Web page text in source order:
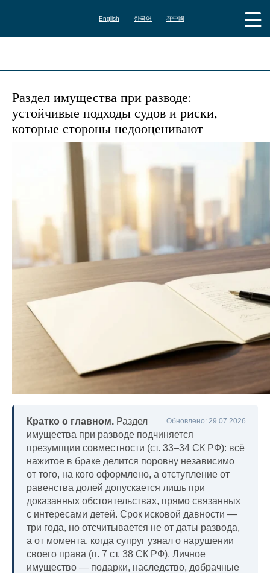
English 한국어 在中國
Раздел имущества при разводе:
устойчивые подходы судов и риски,
которые стороны недооценивают
Обновлено: 29.07.2026
Кратко о главном. Раздел
имущества при разводе подчиняется
презумпции совместности (ст. 33–34 СК РФ): всё
нажитое в браке делится поровну независимо
от того, на кого оформлено, а отступление от
равенства долей допускается лишь при
доказанных обстоятельствах, прямо связанных
с интересами детей. Срок исковой давности —
три года, но отсчитывается не от даты развода,
а от момента, когда супруг узнал о нарушении
своего права (п. 7 ст. 38 СК РФ). Личное
имущество — подарки, наследство, добрачные